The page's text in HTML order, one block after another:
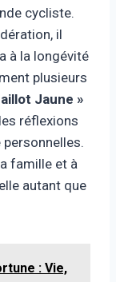
cycliste.
il
à la longévité
plusieurs
Jaune »
réflexions
famille et à
autant que
: Vie,